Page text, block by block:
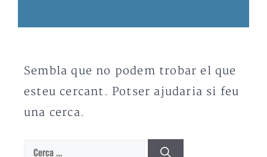
Sembla que no podem trobar el que
esteu cercant. Potser ajudaria si feu
una cerca.
Cerca: